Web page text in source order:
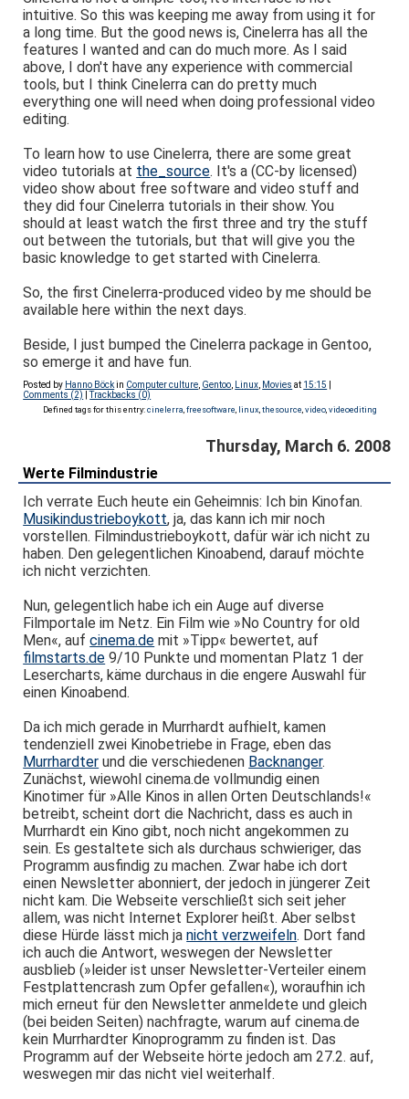
intuitive. So this was keeping me away from using it for
a long time. But the good news is, Cinelerra has all the
features I wanted and can do much more. As I said
above, I don't have any experience with commercial
tools, but I think Cinelerra can do pretty much
everything one will need when doing professional video
editing.
To learn how to use Cinelerra, there are some great
video tutorials at the_source. It's a (CC-by licensed)
video show about free software and video stuff and
they did four Cinelerra tutorials in their show. You
should at least watch the first three and try the stuff
out between the tutorials, but that will give you the
basic knowledge to get started with Cinelerra.
So, the first Cinelerra-produced video by me should be
available here within the next days.
Beside, I just bumped the Cinelerra package in Gentoo,
so emerge it and have fun.
Posted by Hanno Böckin Computer culture Gentoo Linux Movies at 15:15
Comments (2)
|Trackbacks (0)
Defined tags for this entry:cinelerra freesoftware linux, thesource video, videoediting
Thursday, March 6. 2008
Werte Filmindustrie
Ich verrate Euch heute ein Geheimnis: Ich bin Kinofan.
Musikindustrieboykott, ja, das kann ich mir noch
vorstellen. Filmindustrieboykott, dafür wär ich nicht zu
haben. Den gelegentlichen Kinoabend, darauf möchte
ich nicht verzichten.
Nun, gelegentlich habe ich ein Auge auf diverse
Filmportale im Netz. Ein Film wie »No Country for old
Men«, aufcinema.de mit »Tipp« bewertet, auf
filmstarts.de 9/10 Punkte und momentan Platz 1 der
Lesercharts, käme durchaus in die engere Auswahl für
einen Kinoabend.
Da ich mich gerade in Murrhardt aufhielt, kamen
tendenziell zwei Kinobetriebe in Frage, eben das
Murrhardter und die verschiedenen Backnanger.
Zunächst, wiewohl cinema.de vollmundig einen
Kinotimer für »Alle Kinos in allen Orten Deutschlands!«
betreibt, scheint dort die Nachricht, dass es auch in
Murrhardt ein Kino gibt, noch nicht angekommen zu
sein. Es gestaltete sich als durchaus schwieriger, das
Programm ausfindig zu machen. Zwar habe ich dort
einen Newsletter abonniert, der jedoch in jüngerer Zeit
nicht kam. Die Webseite verschließt sich seit jeher
allem, was nicht Internet Explorer heißt. Aber selbst
diese Hürde lässt mich janicht verzweifeln. Dort fand
ich auch die Antwort, weswegen der Newsletter
ausblieb (»leider ist unser Newsletter-Verteiler einem
Festplattencrash zum Opfer gefallen«), woraufhin ich
mich erneut für den Newsletter anmeldete und gleich
(bei beiden Seiten) nachfragte, warum auf cinema.de
kein Murrhardter Kinoprogramm zu finden ist. Das
Programm auf der Webseite hörte jedoch am 27.2. auf,
weswegen mir das nicht viel weiterhalf.